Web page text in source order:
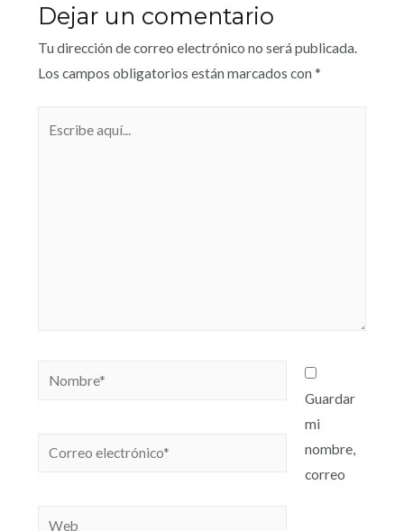
Dejar un comentario
Tu dirección de correo electrónico no será publicada.
Los campos obligatorios están marcados con *
Guardar
mi
nombre,
correo